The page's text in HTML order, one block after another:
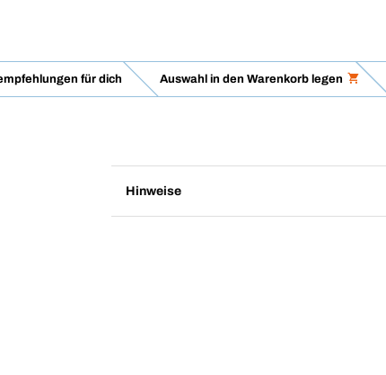
für dich Auswahl in den Warenkorb legen
Hinweise